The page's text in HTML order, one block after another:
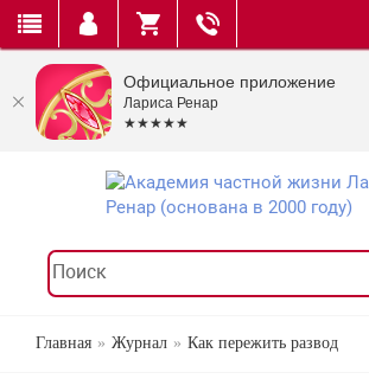
Главная Журнал Как пережить развод
Официальное приложение
Лариса Ренар
★★★★★